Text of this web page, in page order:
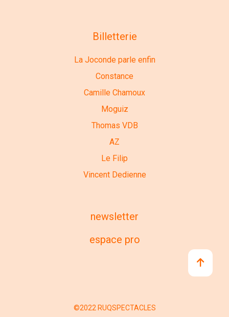
Billetterie
La Joconde parle enfin
Constance
Camille Chamoux
Moguiz
Thomas VDB
AZ
Le Filip
Vincent Dedienne
newsletter
espace pro
©2022 RUQSPECTACLES